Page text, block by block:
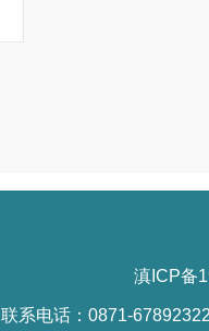
滇ICP备
联系电话：0871-